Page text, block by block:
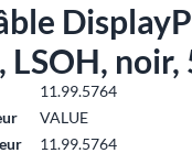
LSOH, noir,
11.99.5764
VALUE
11.99.5764